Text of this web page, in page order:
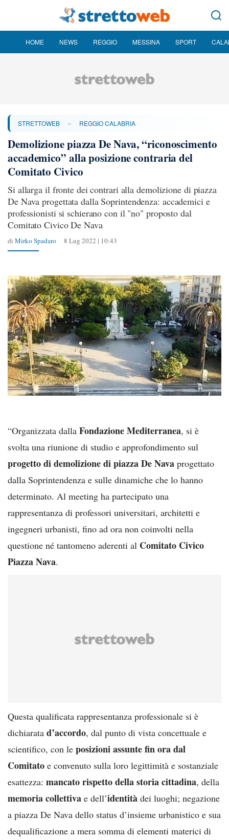
HOME NEWS REGGIO MESSINA SPORT
STRETTOWEB » REGGIO CALABRIA
Demolizione piazza De Nava, “riconoscimento
accademico” alla posizione contraria del
Comitato Civico
Si allarga il fronte dei contrari alla demolizione di piazza
De Nava progettata dalla Soprintendenza: accademici e
professionisti si schierano con il "no" proposto dal
Comitato Civico De Nava
di Mirko Spadaro 8 Lug 2022 | 10:43
“Organizzata dalla Fondazione Mediterranea, si è
svolta una riunione di studio e approfondimento sul
progetto di demolizione di piazza De Nava progettato
dalla Soprintendenza e sulle dinamiche che lo hanno
determinato. Al meeting ha partecipato una
rappresentanza di professori universitari, architetti e
ingegneri urbanisti, fino ad ora non coinvolti nella
questione né tantomeno aderenti al Comitato Civico
Piazza Nava.
Questa qualificata rappresentanza professionale si è
dichiarata d’accordo, dal punto di vista concettuale e
scientifico, con le posizioni assunte fin ora dal
Comitato e convenuto sulla loro legittimità e sostanziale
esattezza: mancato rispetto della storia cittadina, della
memoria collettiva e dell’identità dei luoghi; negazione
a piazza De Nava dello status d’insieme urbanistico e sua
dequalificazione a mera somma di elementi materici di